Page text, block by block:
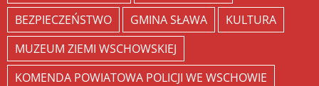
BEZPIECZEŃSTWO
GMINA SŁAWA
KULTURA
MUZEUM ZIEMI WSCHOWSKIEJ
KOMENDA POWIATOWA POLICJI WE WSCHOWIE